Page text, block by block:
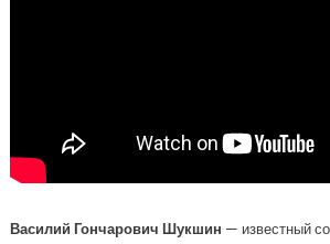
Василий Гончарович Шукшин — известный